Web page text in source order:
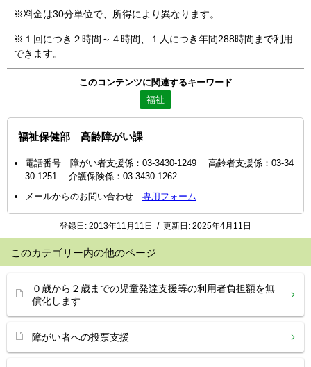
※料金は30分単位で、所得により異なります。
※１回につき２時間～４時間、１人につき年間288時間まで利用
できます。
このコンテンツに関連するキーワード
福祉
福祉保健部 高齢障がい課
電話番号 障がい者支援係：03-3430-1249 高齢者支援係：03-34
30-1251 介護保険係：03-3430-1262
メールからのお問い合わせ 専用フォーム
登録日: 2013年11月11日 / 更新日: 2025年4月11日
このカテゴリー内の他のページ
０歳から２歳までの児童発達支援等の利用者負担額を無
償化します
障がい者への投票支援